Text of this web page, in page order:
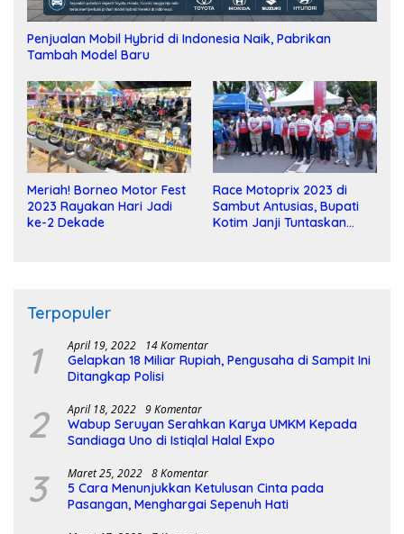
Penjualan Mobil Hybrid di Indonesia Naik, Pabrikan
Tambah Model Baru
Meriah! Borneo Motor Fest
2023 Rayakan Hari Jadi
ke-2 Dekade
Race Motoprix 2023 di
Sambut Antusias, Bupati
Kotim Janji Tuntaskan
Terpopuler
1 April 19, 2022 14 Komentar
Gelapkan 18 Miliar Rupiah, Pengusaha di Sampit Ini
Ditangkap Polisi
2 April 18, 2022 9 Komentar
Wabup Seruyan Serahkan Karya UMKM Kepada
Sandiaga Uno di Istiqlal Halal Expo
3 Maret 25, 2022 8 Komentar
5 Cara Menunjukkan Ketulusan Cinta pada
Pasangan, Menghargai Sepenuh Hati